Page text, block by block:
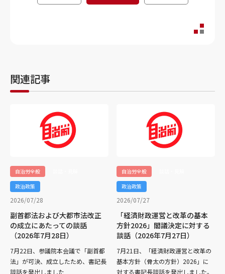
関連記事
自治労全般
政治政策
2026/07/28
副首都法および大都市法改正
の成立にあたっての談話
（2026年7月28日）
7月22日、参議院本会議で「副首都
法」が可決、成立したため、書記長
談話を発出しました
自治労全般
政治政策
2026/07/27
「経済財政運営と改革の基本
方針2026」閣議決定に対する
談話（2026年7月27日）
7月21日、「経済財政運営と改革の
基本方針（骨太の方針）2026」に
対する書記長談話を発出しました。